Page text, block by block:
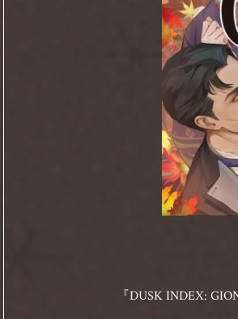
『DUSK INDEX: